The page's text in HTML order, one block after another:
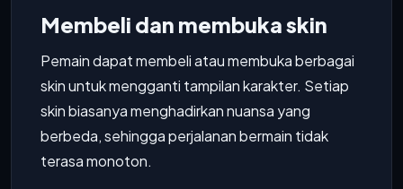
Membeli dan membuka skin
Pemain dapat membeli atau membuka berbagai
skin untuk mengganti tampilan karakter. Setiap
skin biasanya menghadirkan nuansa yang
berbeda, sehingga perjalanan bermain tidak
terasa monoton.